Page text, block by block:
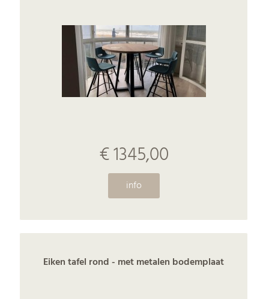
€ 1345,00
info
Eiken tafel rond - met metalen bodemplaat